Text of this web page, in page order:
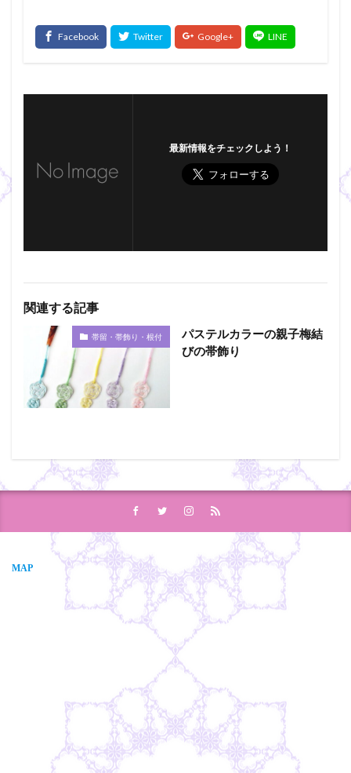
最新情報をチェックしよう！
関連する記事
帯留・帯飾り・根付
パステルカラーの親子梅結
びの帯飾り
MAP